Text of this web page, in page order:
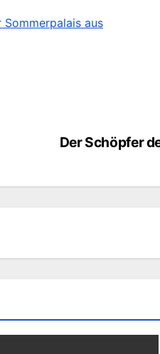
Der Schöpfer